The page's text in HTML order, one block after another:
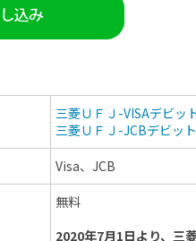
三菱ＵＦＪ-VISAデビッ
三菱ＵＦＪ-JCBデビット
Visa、JCB
無料
2020年7月1日より、三